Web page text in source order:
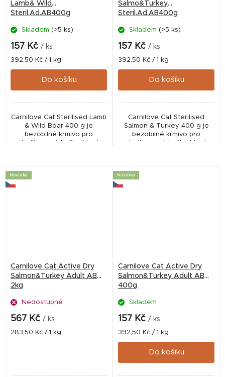
Lamb& Wild
Steril.Ad.AB400g
Skladem (>5 ks)
157 Kč / ks
Měrná
cena:
392,50 Kč / 1 kg
Do košíku
Carnilove Cat Sterilised Lamb
& Wild Boar 400 g je
bezobilné krmivo pro
Salmo&Turkey
Steril.Ad.AB400g
Skladem (>5 ks)
157 Kč / ks
Měrná
cena:
392,50 Kč / 1 kg
Do košíku
Carnilove Cat Sterilised
Salmon & Turkey 400 g je
bezobilné krmivo pro
Novinka
Carnilove Cat Active Dry
Salmon&Turkey Adult AB
2kg
Nedostupné
567 Kč / ks
Měrná
283,50 Kč / 1 kg
Novinka
Carnilove Cat Active Dry
Salmon&Turkey Adult AB
400g
Skladem
157 Kč / ks
Měrná
cena:
392,50 Kč / 1 kg
Do košíku